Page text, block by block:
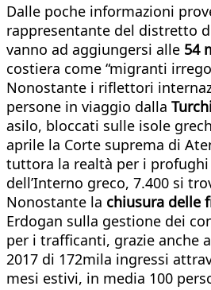
Dalle poche informazioni
rappresentante del distretto
vanno ad aggiungersi alle 54
costiera come “migranti
Nonostante i riflettori
persone in viaggio dalla
asilo, bloccati sulle isole
aprile la Corte suprema di
tuttora la realtà per i
dell’Interno greco, 7.400 si
Nonostante la chiusura delle
Erdogan sulla gestione dei
per i trafficanti, grazie anche
2017 di 172mila ingressi
mesi estivi, in media 100